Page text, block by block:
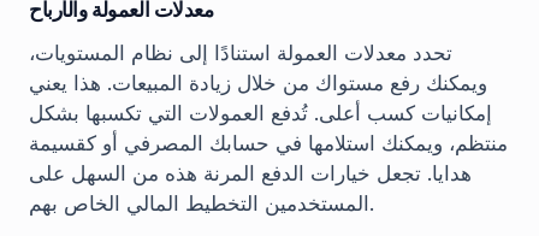
معدلات العمولة والأرباح
تحدد معدلات العمولة استنادًا إلى نظام المستويات،
ويمكنك رفع مستواك من خلال زيادة المبيعات. هذا يعني
إمكانيات كسب أعلى. تُدفع العمولات التي تكسبها بشكل
منتظم، ويمكنك استلامها في حسابك المصرفي أو كقسيمة
هدايا. تجعل خيارات الدفع المرنة هذه من السهل على
المستخدمين التخطيط المالي الخاص بهم.